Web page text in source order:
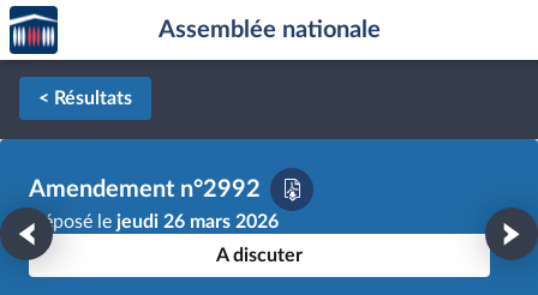
Aller au contenu
Aller en bas de la page
Accèder
à la
page
d'accueil
Assemblée nationale
< Résultats
Amendement n°2992
Déposé le jeudi 26 mars 2026
A discuter